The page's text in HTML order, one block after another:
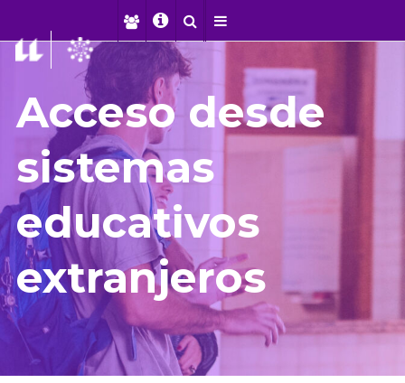
Acceso desde
sistemas
educativos
extranjeros